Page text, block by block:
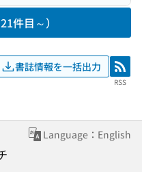
件目～）
書誌情報を一括出力 RSS
RSS
Language：English